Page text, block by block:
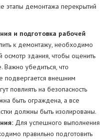
этапы демонтажа перекрытий
и подготовка рабочей
к демонтажу, необходимо
осмотр здания, чтобы оценить
Важно убедиться, что
подвергается внешним
повлиять на безопасность
быть ограждена, а все
должны быть изолированы.
Для успешного выполнения
правильно подготовить